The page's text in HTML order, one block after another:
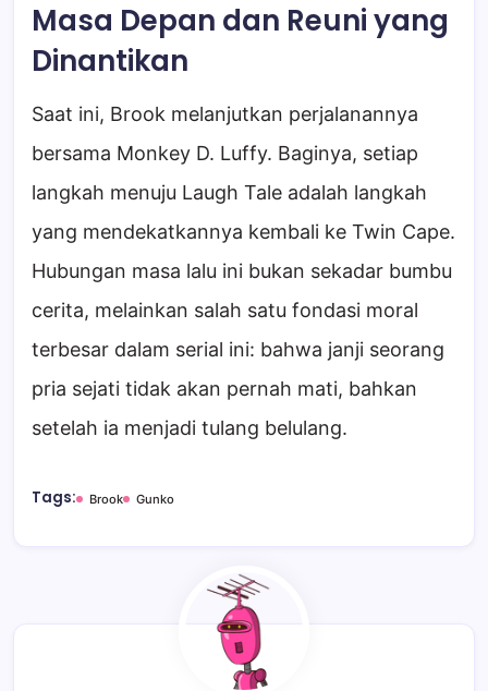
Masa Depan dan Reuni yang
Dinantikan
Saat ini, Brook melanjutkan perjalanannya
bersama Monkey D. Luffy. Baginya, setiap
langkah menuju Laugh Tale adalah langkah
yang mendekatkannya kembali ke Twin Cape.
Hubungan masa lalu ini bukan sekadar bumbu
cerita, melainkan salah satu fondasi moral
terbesar dalam serial ini: bahwa janji seorang
pria sejati tidak akan pernah mati, bahkan
setelah ia menjadi tulang belulang.
Tags: Brook Gunko